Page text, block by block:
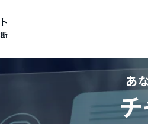
あ